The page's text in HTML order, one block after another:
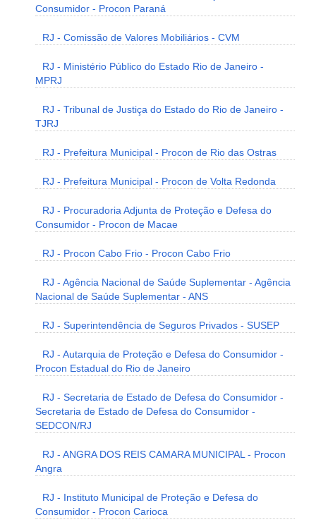
Consumidor - Procon Paraná
RJ - Comissão de Valores Mobiliários - CVM
RJ - Ministério Público do Estado Rio de Janeiro -
MPRJ
RJ - Tribunal de Justiça do Estado do Rio de Janeiro -
TJRJ
RJ - Prefeitura Municipal - Procon de Rio das Ostras
RJ - Prefeitura Municipal - Procon de Volta Redonda
RJ - Procuradoria Adjunta de Proteção e Defesa do
Consumidor - Procon de Macae
RJ - Procon Cabo Frio - Procon Cabo Frio
RJ - Agência Nacional de Saúde Suplementar - Agência
Nacional de Saúde Suplementar - ANS
RJ - Superintendência de Seguros Privados - SUSEP
RJ - Autarquia de Proteção e Defesa do Consumidor -
Procon Estadual do Rio de Janeiro
RJ - Secretaria de Estado de Defesa do Consumidor -
Secretaria de Estado de Defesa do Consumidor -
SEDCON/RJ
RJ - ANGRA DOS REIS CAMARA MUNICIPAL - Procon
Angra
RJ - Instituto Municipal de Proteção e Defesa do
Consumidor - Procon Carioca